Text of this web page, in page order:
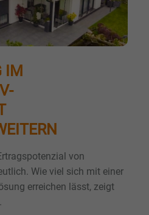
IM
von
Wie viel sich mit einer
erreichen lässt, zeigt